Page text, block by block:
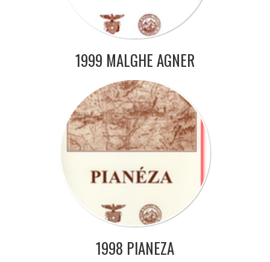
1999 MALGHE AGNER
1998 PIANEZA